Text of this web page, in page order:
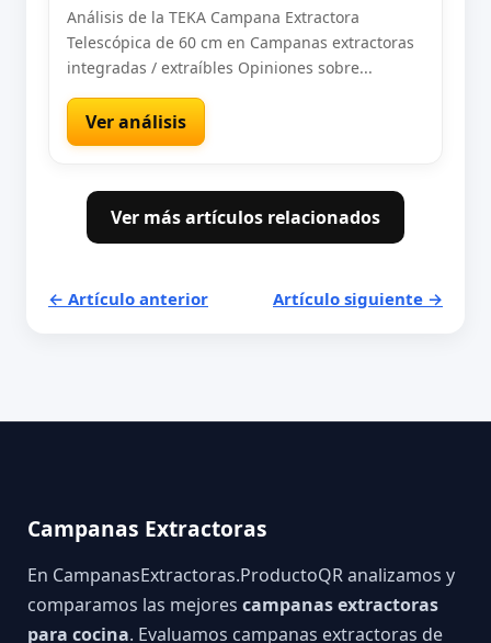
Análisis de la TEKA Campana Extractora
Telescópica de 60 cm en Campanas extractoras
integradas / extraíbles Opiniones sobre...
Ver análisis
Ver más artículos relacionados
← Artículo anterior Artículo siguiente →
Campanas Extractoras
En CampanasExtractoras.ProductoQR analizamos y
comparamos las mejores campanas extractoras
para cocina. Evaluamos campanas extractoras de